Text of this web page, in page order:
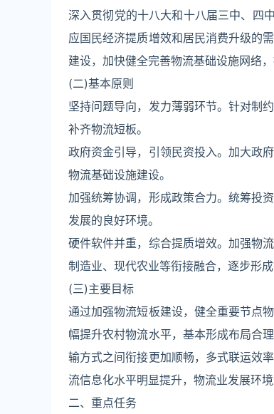
深入贯彻党的十八大和十八届三中、四
应国民经济提质增效和居民消费升级的
建设，加快健全完善物流基础设施网络
(二)基本原则
坚持问题导向，发力薄弱环节。针对制
补齐物流短板。
政府资金引导，引领民资投入。加大政
物流基础设施建设。
加强统筹协调，形成政策合力。统筹投
发展的良好环境。
硬件软件并重，综合提质增效。加强物
制造业、现代农业等衔接融合，逐步形
(三)主要目标
通过加强物流短板建设，健全重要节点
幅提升农村物流水平，基本形成布局合
输方式之间衔接更加顺畅，多式联运效
流信息化水平明显提升，物流业发展环境
二、重点任务